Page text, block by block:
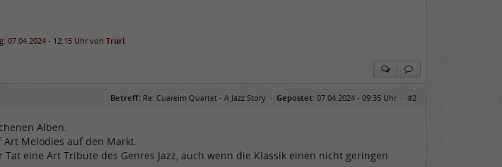
07.04.2024 - 12:15 Uhr vonTrurl.
Betreff: Re: Cuareim Quartet - A Jazz Story · Gepostet: 07.04.2024 - 09:35 Uhr · #2
Alben.
Art Melodies auf den Markt.
eine Art Tribute des Genres Jazz, auch wenn die Klassik einen nicht geringen